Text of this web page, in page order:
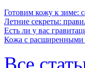
Готовим кожу к зиме:
Летние секреты:
Есть ли у вас
Кожа с расширенными